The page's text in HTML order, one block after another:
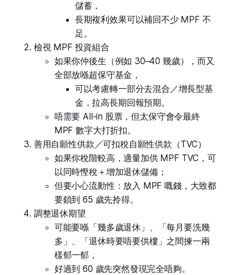
儲蓄，
長期複利效果可以補回不少 MPF 不
足。
檢視 MPF 投資組合
如果你仲後生（例如 30–40 幾歲），而又
全部放喺超保守基金，
可以考慮轉一部分去混合／增長型基
金，拉高長期回報預期。
唔需要 All-in 股票，但太保守會令最終
MPF 數字大打折扣。
善用自願性供款／可扣稅自願性供款（TVC）
如果你稅階較高，適量加供 MPF TVC，可
以同時慳稅＋增加退休儲備；
但要小心流動性：放入 MPF 嘅錢，大致都
要鎖到 65 歲先拎得。
調整退休期望
可能要喺「幾多歲退休」、「每月要洗幾
多」、「退休時要唔要供樓」之間揀一兩
樣郁一郁，
好過到 60 歲先突然發現完全唔夠。